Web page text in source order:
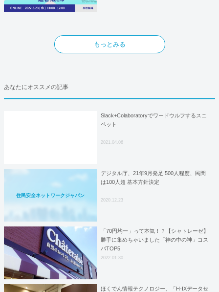
もっとみる
あなたにオススメの記事
Slack+Colaboratoryでワードウルフするスニ
ペット
2021.04.06
住民安全ネットワークジャパン
デジタル庁、21年9月発足 500人程度、民間
は100人超 基本方針決定
2020.12.23
「70円均一」って本気！？【シャトレーゼ】
勝手に集めちゃいました「神の中の神」コス
パTOP5
2022.01.30
ほくでん情報テクノロジー、「H-IXデータセ